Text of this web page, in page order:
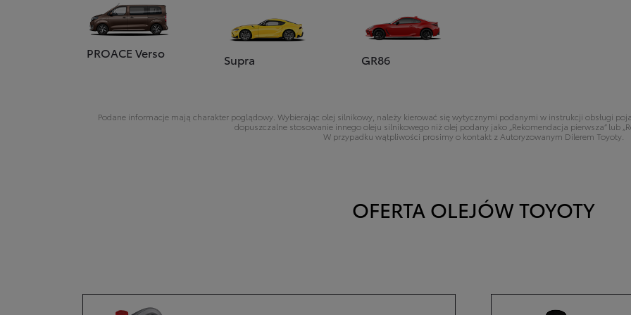
PROACE Verso Supra GR86
Podane informacje mają charakter poglądowy. Wybierając olej silnikowy, należy kierować się wytycznymi podanymi w instrukcji obsługi
dopuszczalne stosowanie innego oleju silnikowego niż olej podany jako „Rekomendacja pierwsza” lub
W przypadku wątpliwości prosimy o kontakt z Autoryzowanym Dilerem Toyoty.
OFERTA OLEJÓW TOYOTY